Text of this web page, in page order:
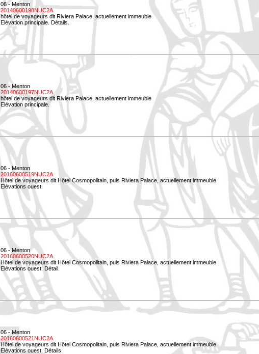
06 - Menton
20140600198NUC2A
hôtel de voyageurs dit Riviera Palace, actuellement immeuble
Elévation principale. Détails.
06 - Menton
20140600197NUC2A
hôtel de voyageurs dit Riviera Palace, actuellement immeuble
Elévation principale.
06 - Menton
20160600519NUC2A
Hôtel de voyageurs dit Hôtel Cosmopolitain, puis Riviera Palace, actuellement immeuble
Elévations ouest.
06 - Menton
20160600520NUC2A
Hôtel de voyageurs dit Hôtel Cosmopolitain, puis Riviera Palace, actuellement immeuble
Elévations ouest. Détail.
06 - Menton
20160600521NUC2A
Hôtel de voyageurs dit Hôtel Cosmopolitain, puis Riviera Palace, actuellement immeuble
Elévations ouest. Détails.